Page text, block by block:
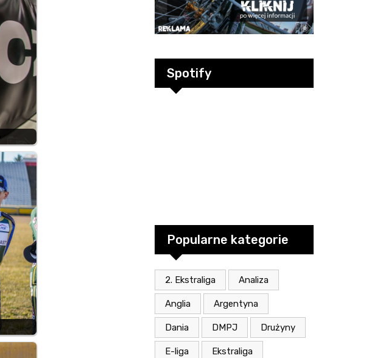
Spotify
Popularne kategorie
2. Ekstraliga Analiza
Anglia Argentyna
Dania DMPJ Drużyny
E-liga Ekstraliga